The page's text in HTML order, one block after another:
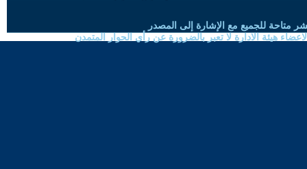
متاحة للجميع مع الإشارة إلى المصدر
هيئة الادارة لا تعبر بالضرورة عن رأي الحوار المتمدن